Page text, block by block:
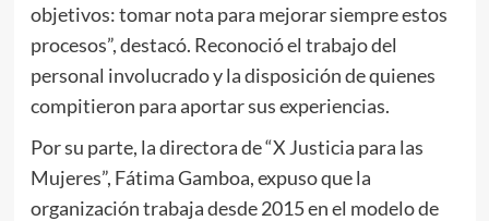
objetivos: tomar nota para mejorar siempre estos
procesos”, destacó. Reconoció el trabajo del
personal involucrado y la disposición de quienes
compitieron para aportar sus experiencias.
Por su parte, la directora de “X Justicia para las
Mujeres”, Fátima Gamboa, expuso que la
organización trabaja desde 2015 en el modelo de